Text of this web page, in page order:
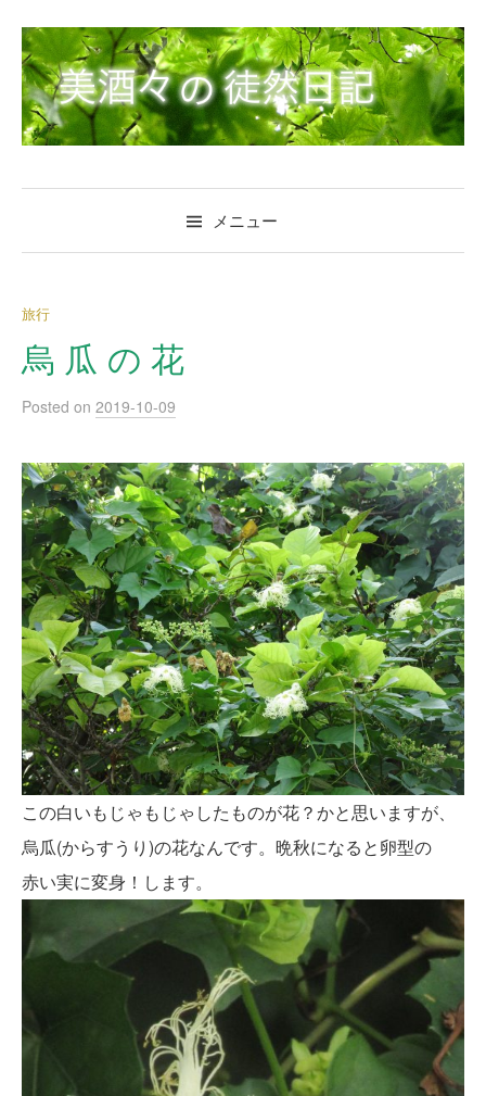
ン
テ
ン
ツ
ス
ッ
メニュー
旅行
烏 瓜 の 花
Posted on 2019-10-09
この白いもじゃもじゃしたものが花？かと思いますが、
烏瓜(からすうり)の花なんです。晩秋になると卵型の
赤い実に変身！します。